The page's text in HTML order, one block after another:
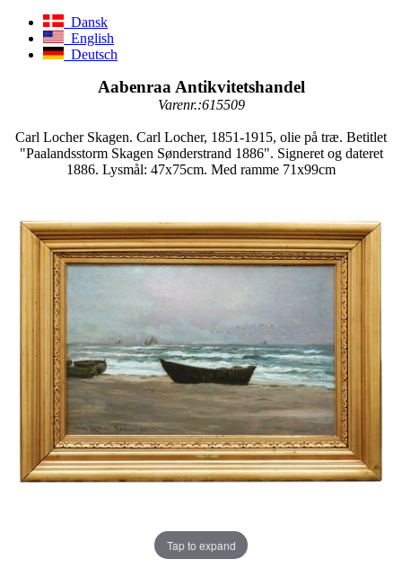
Dansk
English
Deutsch
Aabenraa Antikvitetshandel
Varenr.:615509
Carl Locher Skagen. Carl Locher, 1851-1915, olie på træ. Betitlet
"Paalandsstorm Skagen Sønderstrand 1886". Signeret og dateret
1886. Lysmål: 47x75cm. Med ramme 71x99cm
Tap to expand